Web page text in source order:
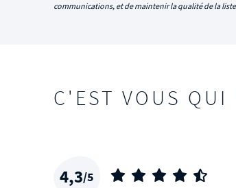
communications, et de maintenir la qualité de la
C'EST VOUS QUI
4,3/5